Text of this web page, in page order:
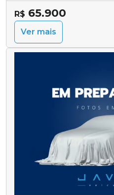
R$ 65.900
Ver mais